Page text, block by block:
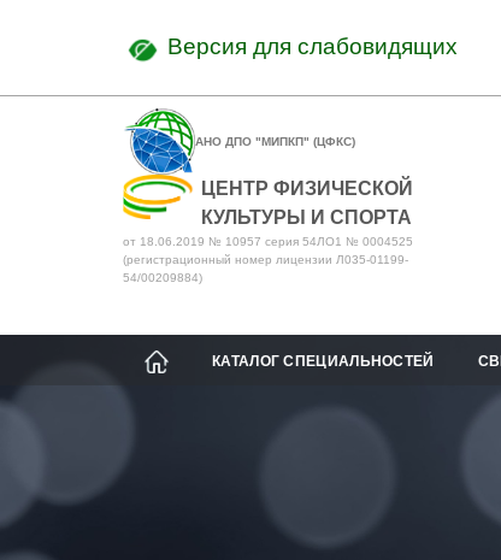
Версия для слабовидящих
АНО ДПО "МИПКП" (ЦФКС)
ЦЕНТР ФИЗИЧЕСКОЙ
КУЛЬТУРЫ И СПОРТА
от 18.06.2019 № 10957 серия 54ЛО1 № 0004525
(регистрационный номер лицензии Л035-01199-
54/00209884)
КАТАЛОГ СПЕЦИАЛЬНОСТЕЙ